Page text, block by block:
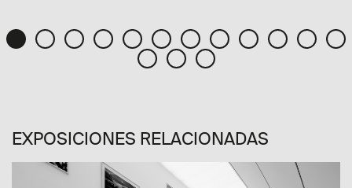
EXPOSICIONES RELACIONADAS